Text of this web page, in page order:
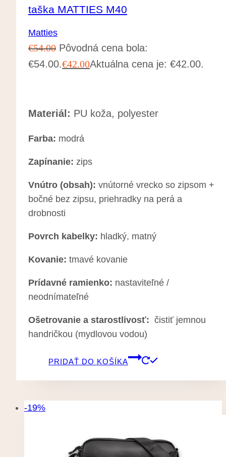
taška MATTIES M40
Matties
€54.00 Pôvodná cena bola:
€54.00.€42.00Aktuálna cena je: €42.00.
Materiál: PU koža, polyester
Farba: modrá
Zapínanie: zips
Vnútro (obsah): vnútorné vrecko so zipsom +
bočné bez zipsu, priehradky na perá a
drobnosti
Povrch kabelky: hladký, matný
Kovanie: tmavé kovanie
Prídavné ramienko: nastaviteľné /
neodnímateľné
Ošetrovanie a starostlivosť: čistiť jemnou
handričkou (mydlovou vodou)
PRIDAŤ DO KOŠÍKA
-19%